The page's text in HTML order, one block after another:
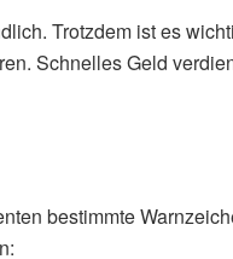
Trotzdem ist es
Schnelles Geld
bestimmte